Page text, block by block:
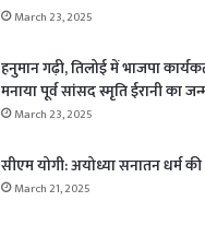
March 23, 2025
हनुमान गढ़ी, तिलोई में भाजपा
मनाया पूर्व सांसद स्मृति ईरानी का
March 23, 2025
सीएम योगी: अयोध्या सनातन धर्म
March 21, 2025